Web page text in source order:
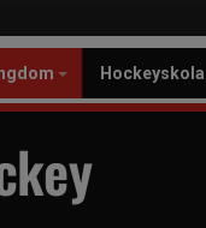
Hockeyskola